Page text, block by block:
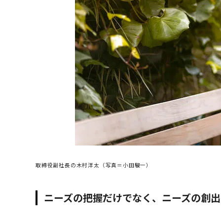
取締役副社長の木村洋太（写真＝小田駿一）
ニーズの把握だけでなく、ニーズの創